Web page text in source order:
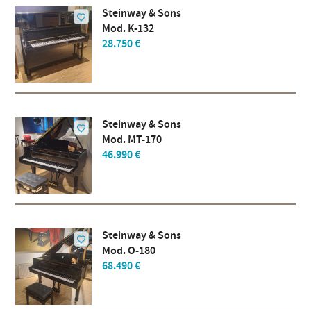
Steinway & Sons
Mod. K-132
28.750 €
Steinway & Sons
Mod. MT-170
46.990 €
Steinway & Sons
Mod. O-180
68.490 €